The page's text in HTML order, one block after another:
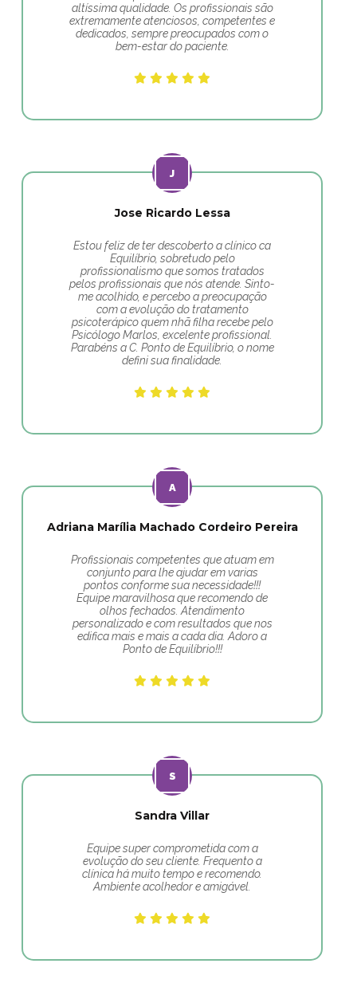
altíssima qualidade. Os profissionais são
extremamente atenciosos, competentes e
dedicados, sempre preocupados com o
bem-estar do paciente.
Jose Ricardo Lessa
Estou feliz de ter descoberto a clínico ca
Equilíbrio, sobretudo pelo
profissionalismo que somos tratados
pelos profissionais que nós atende. Sinto-
me acolhido, e percebo a preocupação
com a evolução do tratamento
psicoterápico quem nhã filha recebe pelo
Psicólogo Marlos, excelente profissional.
Parabéns a C. Ponto de Equilíbrio, o nome
defini sua finalidade.
Adriana Marília Machado Cordeiro Pereira
Profissionais competentes que atuam em
conjunto para lhe ajudar em varias
pontos conforme sua necessidade!!!
Equipe maravilhosa que recomendo de
olhos fechados. Atendimento
personalizado e com resultados que nos
edifica mais e mais a cada dia. Adoro a
Ponto de Equilíbrio!!!
Sandra Villar
Equipe super comprometida com a
evolução do seu cliente. Frequento a
clínica há muito tempo e recomendo.
Ambiente acolhedor e amigável.